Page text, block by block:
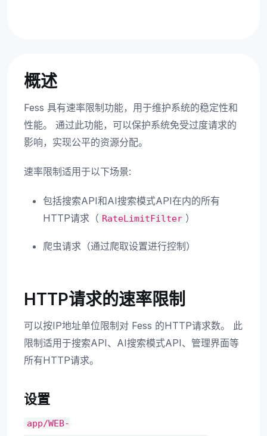
概述
Fess 具有速率限制功能，用于维护系统的稳定性和
性能。 通过此功能，可以保护系统免受过度请求的
影响，实现公平的资源分配。
速率限制适用于以下场景:
包括搜索API和AI搜索模式API在内的所有
HTTP请求（ RateLimitFilter ）
爬虫请求（通过爬取设置进行控制）
HTTP请求的速率限制
可以按IP地址单位限制对 Fess 的HTTP请求数。 此
限制适用于搜索API、AI搜索模式API、管理界面等
所有HTTP请求。
设置
app/WEB-